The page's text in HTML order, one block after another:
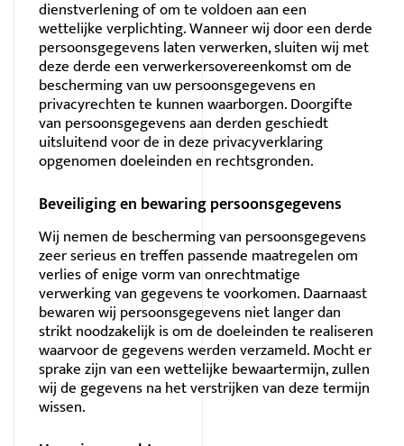
dienstverlening of om te voldoen aan een
wettelijke verplichting. Wanneer wij door een derde
persoonsgegevens laten verwerken, sluiten wij met
deze derde een verwerkersovereenkomst om de
bescherming van uw persoonsgegevens en
privacyrechten te kunnen waarborgen. Doorgifte
van persoonsgegevens aan derden geschiedt
uitsluitend voor de in deze privacyverklaring
opgenomen doeleinden en rechtsgronden.
Beveiliging en bewaring persoonsgegevens
Wij nemen de bescherming van persoonsgegevens
zeer serieus en treffen passende maatregelen om
verlies of enige vorm van onrechtmatige
verwerking van gegevens te voorkomen. Daarnaast
bewaren wij persoonsgegevens niet langer dan
strikt noodzakelijk is om de doeleinden te realiseren
waarvoor de gegevens werden verzameld. Mocht er
sprake zijn van een wettelijke bewaartermijn, zullen
wij de gegevens na het verstrijken van deze termijn
wissen.